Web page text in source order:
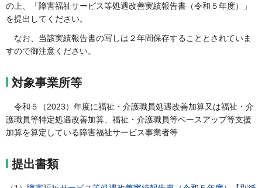
の上、「障害福祉サービス等処遇改善実績報告書（令和５年度）」
を提出してください。
なお、当該実績報告書の写しは２年間保存することとされていま
すので御注意ください。
対象事業所等
令和５（2023）年度に福祉・介護職員処遇改善加算又は福祉・介
護職員等特定処遇改善加算、福祉・介護職員等ベースアップ等支援
加算を算定している障害福祉サービス事業者等
提出書類